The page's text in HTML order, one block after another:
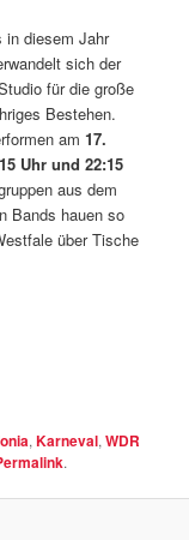
in diesem Jahr
sich der
für die große
Bestehen.
am17.
Uhr und 22:15
aus dem
Bands hauen so
über Tische
,Karneval,WDR
.